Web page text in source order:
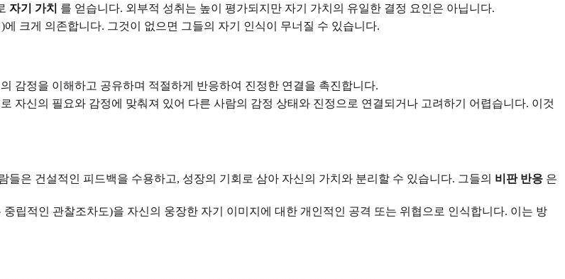
자기 가치 를 얻습니다. 외부적 성취는 높이 평가되지만 자기 가치의 유일한 결정 요인은 아닙니다.
크게 의존합니다. 그것이 없으면 그들의 자기 인식이 무너질 수 있습니다.
감정을 이해하고 공유하며 적절하게 반응하여 진정한 연결을 촉진합니다.
자신의 필요와 감정에 맞춰져 있어 다른 사람의 감정 상태와 진정으로 연결되거나 고려하기 어렵습니다. 이것
은 건설적인 피드백을 수용하고, 성장의 기회로 삼아 자신의 가치와 분리할 수 있습니다. 그들의 비판 반응 은
립적인 관찰조차도)을 자신의 웅장한 자기 이미지에 대한 개인적인 공격 또는 위협으로 인식합니다. 이는 방